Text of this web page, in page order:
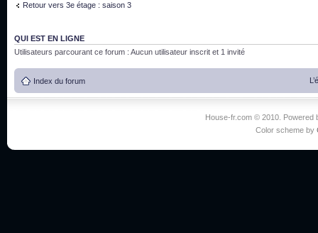
Retour vers 3e étage : saison 3
QUI EST EN LIGNE
Utilisateurs parcourant ce forum : Aucun utilisateur inscrit et 1 invité
Index du forum
House-fr.com © 2010. Powered
Color scheme by